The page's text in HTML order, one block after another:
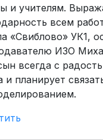
и учителям.
всем
«Свиблово» УК1,
ИЗО
всегда с
и планирует